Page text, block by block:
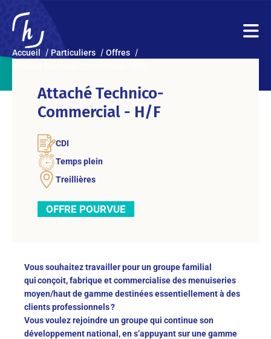
Accueil Particuliers
Offres
Attaché Technico-
Commercial - H/F
CDI
Temps plein
Treillières
OFFRE POURVUE
Vous souhaitez travailler pour un groupe familial
qui conçoit, fabrique et commercialise des menuiseries
moyen/haut de gamme destinées essentiellement à des
clients professionnels ?
Vous voulez rejoindre un groupe qui continue son
développement national, en s’appuyant sur une gamme